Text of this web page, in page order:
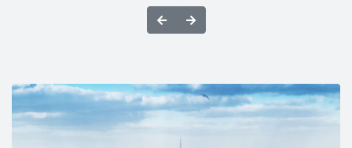
Во превозните средства најстрого е забрането
пушење, конзумирање на алкохол и опојни
останат на своите места и не смеат истите да ги
напуштаат на места кои не се предвидени за пауза
(граници, чек-поинт станици, патарини итн). Во
случај патникот да го напушти возилото без
НазадНапред